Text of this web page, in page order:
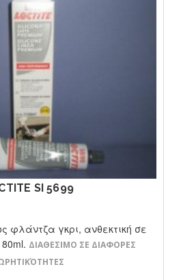
ΤΟ ΠΡΟΙΟΝ
SI 5699
φλάντζα γκρι, ανθεκτική σε
ΔΙΑΘΕΣΙΜΟ ΣΕ ΔΙΑΦΟΡΕΣ